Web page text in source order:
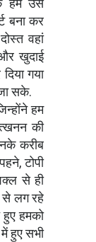
बना कर
वहां
खुदाई
गया
सके.
हम
की
करीब
टोपी
से ही
से लग रहे
हमको
हुए सभी